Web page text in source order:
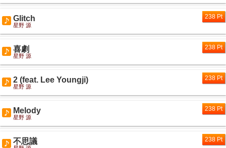
Glitch
星野 源
238 Pt
喜劇
星野 源
238 Pt
2 (feat. Lee Youngji)
星野 源
238 Pt
Melody
星野 源
238 Pt
不思議 238 Pt